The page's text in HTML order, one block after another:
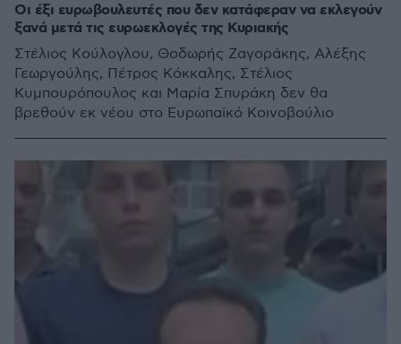
Οι έξι ευρωβουλευτές που δεν κατάφεραν να εκλεγούν
ξανά μετά τις ευρωεκλογές της Κυριακής
Στέλιος Κούλογλου, Θοδωρής Ζαγοράκης, Αλέξης
Γεωργούλης, Πέτρος Κόκκαλης, Στέλιος
Κυμπουρόπουλος και Μαρία Σπυράκη δεν θα
βρεθούν εκ νέου στο Ευρωπαϊκό Κοινοβούλιο